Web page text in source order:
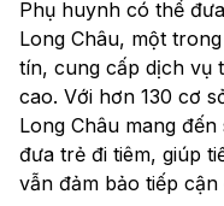
Phụ huynh có thể
Long Châu, một
tín, cung cấp dịch vụ
cao. Với hơn 130 cơ
Long Châu mang
đưa trẻ đi tiêm, giúp
vẫn đảm bảo tiếp